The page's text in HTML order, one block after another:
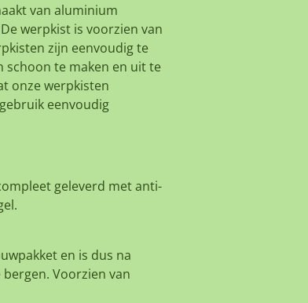
van aluminium
werpkist is voorzien van
zijn eenvoudig te
schoon te maken en uit te
onze werpkisten
eenvoudig
geleverd met anti-
en is dus na
Voorzien van